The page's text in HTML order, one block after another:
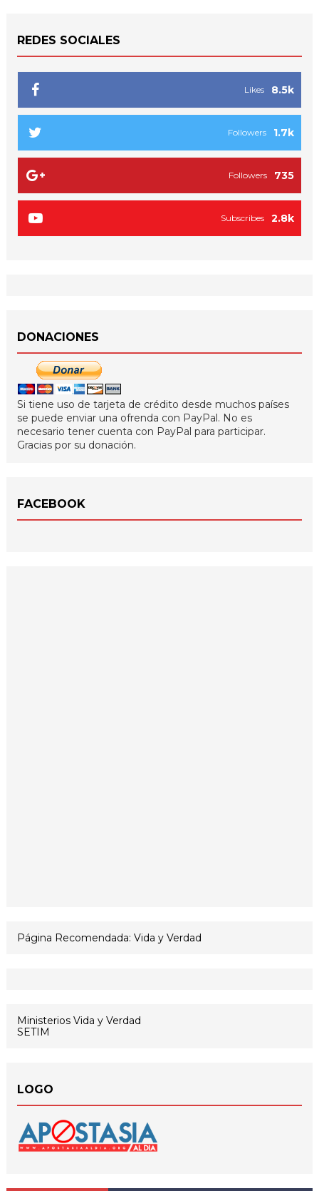
REDES SOCIALES
8.5k
Likes
1.7k
Followers
735
Followers
2.8k
Subscribes
DONACIONES
Si tiene uso de tarjeta de crédito desde muchos países
se puede enviar una ofrenda con PayPal. No es
necesario tener cuenta con PayPal para participar.
Gracias por su donación.
FACEBOOK
Página Recomendada: Vida y Verdad
Ministerios Vida y Verdad
SETIM
LOGO